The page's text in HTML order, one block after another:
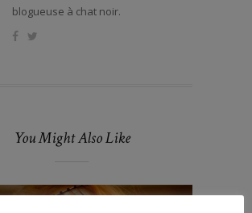
blogueuse à chat noir.
You Might Also Like